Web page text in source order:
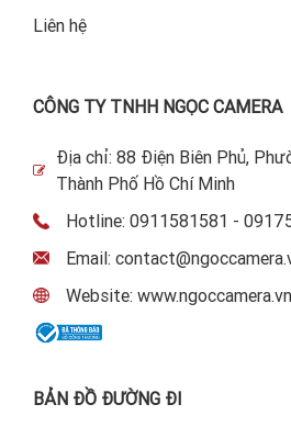
Liên hệ
CÔNG TY TNHH NGỌC CAMERA
Địa chỉ: 88 Điện Biên Phủ,
Thành Phố Hồ Chí Minh
Hotline: 0911581581 -
Email:
Website: www.ngoccamera.vn
BẢN ĐỒ ĐƯỜNG ĐI